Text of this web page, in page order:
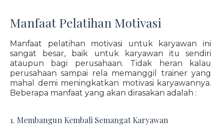
Manfaat Pelatihan Motivasi
Manfaat pelatihan motivasi untuk karyawan ini
sangat besar, baik untuk karyawan itu sendiri
ataupun bagi perusahaan. Tidak heran kalau
perusahaan sampai rela memanggil trainer yang
mahal demi meningkatkan motivasi karyawannya.
Beberapa manfaat yang akan dirasakan adalah :
1. Membangun Kembali Semangat Karyawan